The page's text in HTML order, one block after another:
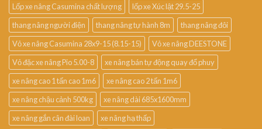
Lốp xe nâng Casumina chất lượng
lốp xe Xúc lật 29.5-25
thang nâng người điện
thang nâng tự hành 8m
thang nâng đôi
Vỏ xe nâng Casumina 28x9-15 (8.15-15)
Vỏ xe nâng DEESTONE
Vỏ đặc xe nâng Pio 5.00-8
xe nâng bán tự động quay đổ phuy
xe nâng cao 1 tấn cao 1m6
xe nâng cao 2 tấn 1m6
xe nâng chậu cảnh 500kg
xe nâng dài 685x1600mm
xe nâng gắn cân đài loan
xe nâng hạ thấp